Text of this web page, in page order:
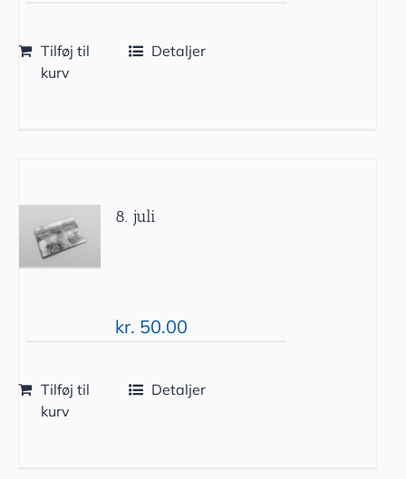
Tilføj til
kurv
Detaljer
8. juli
kr. 50.00
Tilføj til
kurv
Detaljer